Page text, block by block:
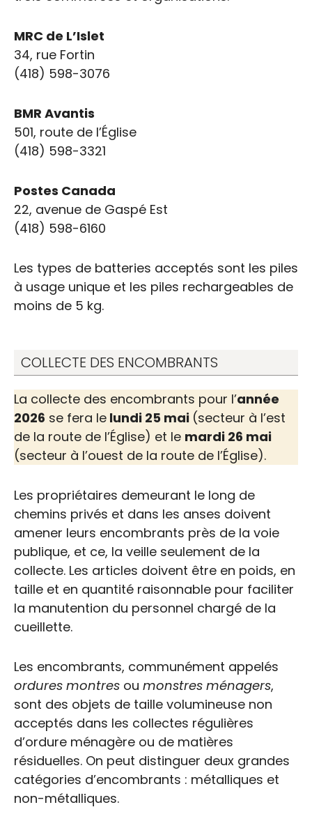
Matières résiduelles
MRC de L’Islet
34, rue Fortin
(418) 598-3076
BMR Avantis
501, route de l’Église
(418) 598-3321
Postes Canada
22, avenue de Gaspé Est
(418) 598-6160
Les types de batteries acceptés sont les piles
à usage unique et les piles rechargeables de
moins de 5 kg.
COLLECTE DES ENCOMBRANTS
La collecte des encombrants pour l’année
2026 se fera le lundi 25 mai (secteur à l’est
de la route de l’Église) et le mardi 26 mai
(secteur à l’ouest de la route de l’Église).
Les propriétaires demeurant le long de
chemins privés et dans les anses doivent
amener leurs encombrants près de la voie
publique, et ce, la veille seulement de la
collecte. Les articles doivent être en poids, en
taille et en quantité raisonnable pour faciliter
la manutention du personnel chargé de la
cueillette.
Les encombrants, communément appelés
ordures montres ou monstres ménagers,
sont des objets de taille volumineuse non
acceptés dans les collectes régulières
d’ordure ménagère ou de matières
résiduelles. On peut distinguer deux grandes
catégories d’encombrants : métalliques et
non-métalliques.